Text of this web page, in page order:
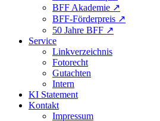
BFF Akademie ↗︎
BFF-Förderpreis ↗︎
50 Jahre BFF ↗︎
Service
Linkverzeichnis
Fotorecht
Gutachten
Intern
KI Statement
Kontakt
Impressum